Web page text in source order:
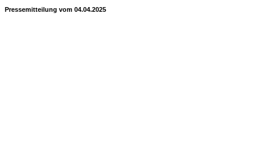
Pressemitteilung vom 04.04.2025